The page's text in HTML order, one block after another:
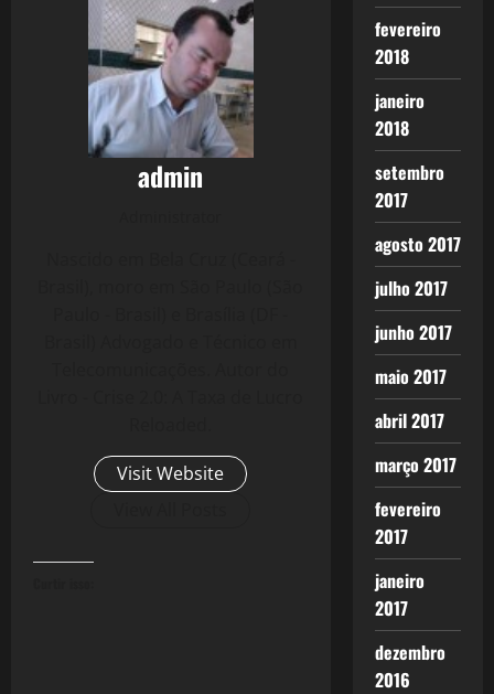
admin
Visit Website
fevereiro
2018
janeiro
2018
setembro
2017
agosto 2017
julho 2017
junho 2017
maio 2017
abril 2017
março 2017
fevereiro
2017
janeiro
2017
dezembro
2016